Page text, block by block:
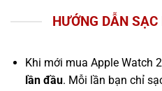
HƯỚNG DẪN
Khi mới mua Apple Watch
lần đầu. Mỗi lần bạn chỉ